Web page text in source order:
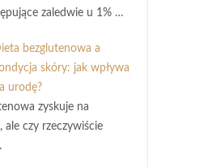
zaledwie u 1% …
bezglutenowa a
skóry: jak wpływa
urodę?
zyskuje na
ale czy rzeczywiście